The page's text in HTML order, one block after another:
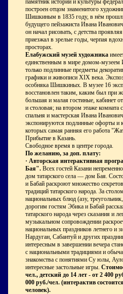
памятник истории и культуры
построен отцом знаменитого
Шишкиным в 1835 году, в нём
будущего пейзажиста Ивана
он начал рисовать, с детства
приезжал в зрелые годы, черпая
просторах.
Елабужский музей художника
единственным в мире домом-
только подлинные предметы
графики и живописи XIX века.
особняка Шишкиных. В музее 16
восстановлен таким, каким был при
большая и малая гостиные, кабинет
и столовая; на втором этаже комната
спальня и мастерская Ивана
экспонируются подлинные офорты
которых самая ранняя его работа
Прибытие в Казань.
Свободное время в центре города.
По желанию, за доп. плату:
· Авторская интерактивная
Бая". Всех гостей Казани
дом татарского села — дом Бая.
и Бабай раскроют множество
традиций татарского народа. За
национальных блюд (азу,
дорогим гостям Эбика и Бабай
татарского народа через сказания и
музыкальном сопровождении
национальных праздников летнего и
Нардуган, Сабантуй и других
интересным в завершении вечера
с национальными традициями и
знакомства с понятиями Су юлы,
интересные застольные игры.
чел., детский до 14 лет - от 2 400
000 руб./чел. (интерактив
человек).